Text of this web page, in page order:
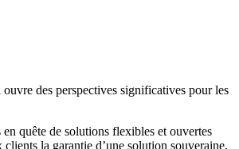
des perspectives significatives pour les
quête de solutions flexibles et ouvertes
la garantie d’une solution souveraine,